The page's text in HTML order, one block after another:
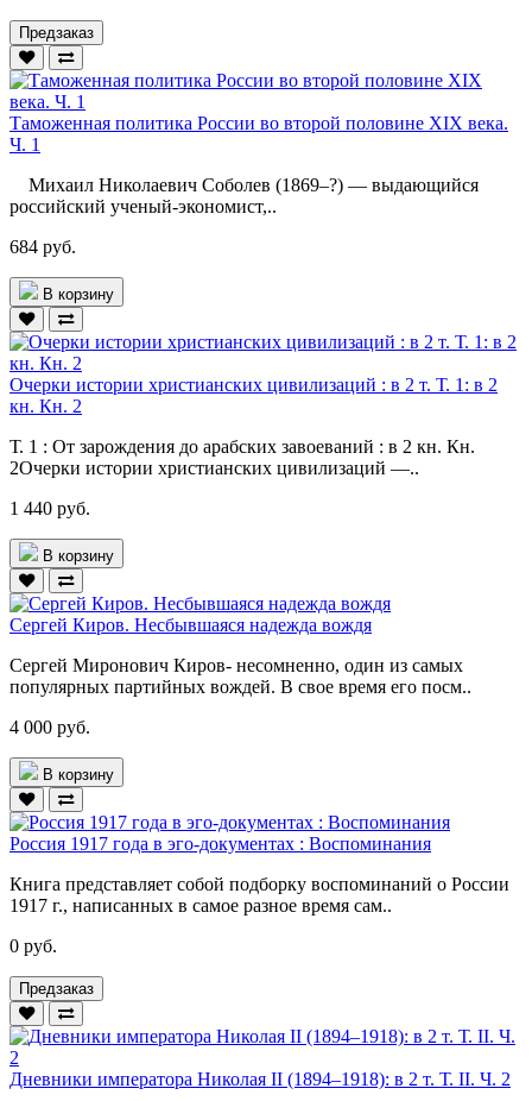
Предзаказ
Таможенная политика России во второй половине XIX века.
Ч. 1
Михаил Николаевич Соболев (1869–?) — выдающийся
российский ученый-экономист,..
684 руб.
В корзину
Очерки истории христианских цивилизаций : в 2 т. Т. 1: в 2
кн. Кн. 2
Т. 1 : От зарождения до арабских завоеваний : в 2 кн. Кн.
2Очерки истории христианских цивилизаций —..
1 440 руб.
В корзину
Сергей Киров. Несбывшаяся надежда вождя
Сергей Миронович Киров- несомненно, один из самых
популярных партийных вождей. В свое время его посм..
4 000 руб.
В корзину
Россия 1917 года в эго-документах : Воспоминания
Книга представляет собой подборку воспоминаний о России
1917 г., написанных в самое разное время сам..
0 руб.
Предзаказ
Дневники императора Николая II (1894–1918): в 2 т. Т. II. Ч. 2